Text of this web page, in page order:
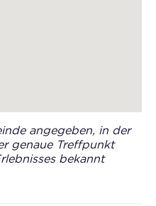
angegeben, in der
genaue Treffpunkt
bekannt